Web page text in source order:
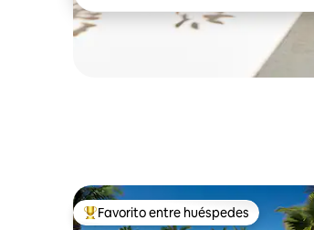
De los mejores en Favorito entre
Favorito entre huéspedes